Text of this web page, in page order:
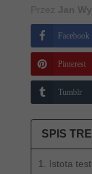
Przez Jan
Facebook
Pinterest
Tumblr
SPIS
1. Istota